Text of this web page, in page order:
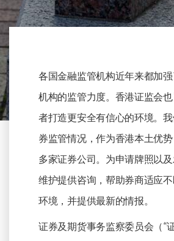
各国金融监管机构近年来都加
机构的监管力度。香港证监会
者打造更安全有信心的环境。
券监管情况，作为香港本土优
多家证券公司。为申请牌照以
维护提供咨询，帮助券商适应
环境，并提供最新的情报。
证券及期货事务监察委员会（“